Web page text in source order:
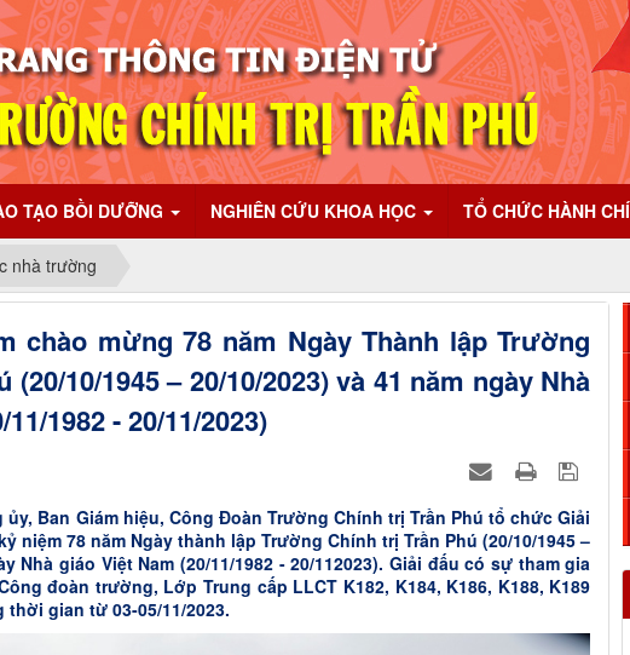
TẠO BỒI DƯỠNG NGHIÊN CỨU KHOA HỌC TỔ CHỨC HÀNH
nhà trường
chào mừng 78 năm Ngày Thành lập Trường
(20/10/1945 – 20/10/2023) và 41 năm ngày Nhà
1982 - 20/11/2023)
Ban Giám hiệu, Công Đoàn Trường Chính trị Trần Phú tổ chức Giải
niệm 78 năm Ngày thành lập Trường Chính trị Trần Phú (20/10/1945 –
Nhà giáo Việt Nam (20/11/1982 - 20/112023). Giải đấu có sự tham gia
đoàn trường, Lớp Trung cấp LLCT K182, K184, K186, K188, K189
thời gian từ 03-05/11/2023.